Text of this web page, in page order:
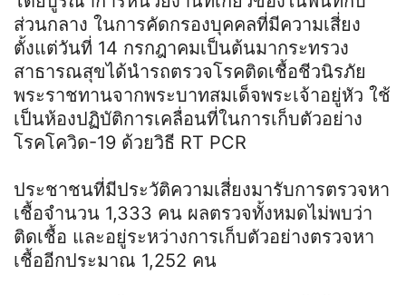
ส่วนกลาง ในการคัดกรองบุคคลที่มีความเสี่ยง
ตั้งแต่วันที่ 14 กรกฎาคมเป็นต้นมากระทรวง
สาธารณสุขได้นำรถตรวจโรคติดเชื้อชีวนิรภัย
พระราชทานจากพระบาทสมเด็จพระเจ้าอยู่หัว ใช้
เป็นห้องปฏิบัติการเคลื่อนที่ในการเก็บตัวอย่าง
โรคโควิด-19 ด้วยวิธี RT PCR
ประชาชนที่มีประวัติความเสี่ยงมารับการตรวจหา
เชื้อจำนวน 1,333 คน ผลตรวจทั้งหมดไม่พบว่า
ติดเชื้อ และอยู่ระหว่างการเก็บตัวอย่างตรวจหา
เชื้ออีกประมาณ 1,252 คน